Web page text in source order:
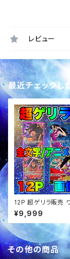
レビュー
最近チェックし
12P 超ゲリラ販売 ワンピース
超激アツ 新弾画像
オリパ
¥9,999
その他の商品